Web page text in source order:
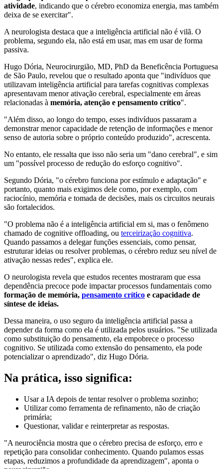
atividade, indicando que o cérebro economiza energia, mas também
deixa de se exercitar".
A neurologista destaca que a inteligência artificial não é vilã. O
problema, segundo ela, não está em usar, mas em usar de forma
passiva.
Hugo Dória, Neurocirurgião, MD, PhD da Beneficência Portuguesa
de São Paulo, revelou que o resultado aponta que "indivíduos que
utilizavam inteligência artificial para tarefas cognitivas complexas
apresentavam menor ativação cerebral, especialmente em áreas
relacionadas à memória, atenção e pensamento crítico".
"Além disso, ao longo do tempo, esses indivíduos passaram a
demonstrar menor capacidade de retenção de informações e menor
senso de autoria sobre o próprio conteúdo produzido", acrescenta.
No entanto, ele ressalta que isso não seria um "dano cerebral", e sim
um "possível processo de redução do esforço cognitivo".
Segundo Dória, "o cérebro funciona por estímulo e adaptação" e
portanto, quanto mais exigimos dele como, por exemplo, com
raciocínio, memória e tomada de decisões, mais os circuitos neurais
são fortalecidos.
"O problema não é a inteligência artificial em si, mas o fenômeno
chamado de cognitive offloading, ou terceirização cognitiva.
Quando passamos a delegar funções essenciais, como pensar,
estruturar ideias ou resolver problemas, o cérebro reduz seu nível de
ativação nessas redes", explica ele.
O neurologista revela que estudos recentes mostraram que essa
dependência precoce pode impactar processos fundamentais como
formação de memória, pensamento crítico e capacidade de
síntese de ideias.
Dessa maneira, o uso seguro da inteligência artificial passa a
depender da forma como ela é utilizada pelos usuários. "Se utilizada
como substituição do pensamento, ela empobrece o processo
cognitivo. Se utilizada como extensão do pensamento, ela pode
potencializar o aprendizado", diz Hugo Dória.
Na prática, isso significa:
Usar a IA depois de tentar resolver o problema sozinho;
Utilizar como ferramenta de refinamento, não de criação
primária;
Questionar, validar e reinterpretar as respostas.
"A neurociência mostra que o cérebro precisa de esforço, erro e
repetição para consolidar conhecimento. Quando pulamos essas
etapas, reduzimos a profundidade da aprendizagem", aponta o